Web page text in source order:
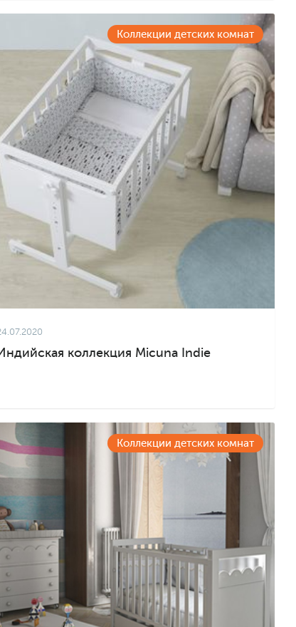
Коллекции детских комнат
коллекция Micuna Indie
Коллекции детских комнат